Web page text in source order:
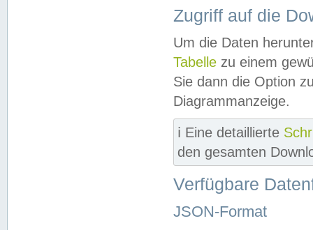
Zugriff auf die
Um die Daten
Tabelle zu einem
Sie dann die Option
Diagrammanzeige.
ℹ️ Eine detaillierte
den gesamten
Verfügbare
JSON-Format